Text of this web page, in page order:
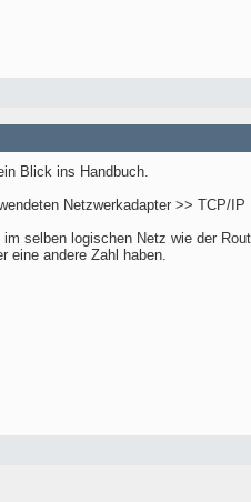
Blick ins Handbuch.
Netzwerkadapter >> TCP/IP
selben logischen Netz wie der
eine andere Zahl haben.